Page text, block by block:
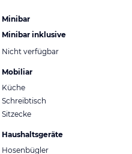
Minibar
Minibar inklusive
Nicht verfügbar
Mobiliar
Küche
Schreibtisch
Sitzecke
Haushaltsgeräte
Hosenbügler